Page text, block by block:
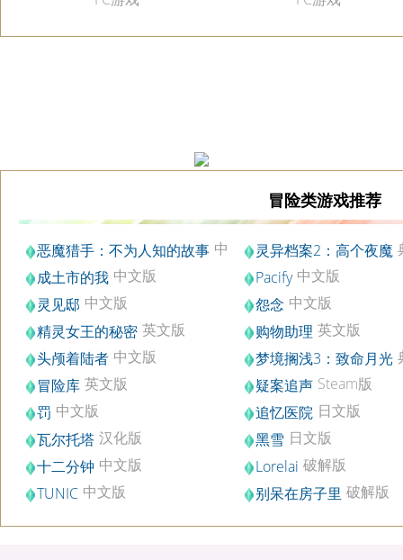
冒险类游戏推荐
恶魔猎手：不为人知的故事 中
文版
灵异档案2：高个夜魔
藏版
成土市的我 中文版 Pacify 中文版
灵见邸 中文版 怨念 中文版
精灵女王的秘密 英文版 购物助理 英文版
头颅着陆者 中文版 梦境搁浅3：致命月光
藏版
冒险库 英文版 疑案追声 Steam版
罚 中文版 追忆医院 日文版
瓦尔托塔 汉化版 黑雪 日文版
十二分钟 中文版 Lorelai 破解版
TUNIC 中文版 别呆在房子里 破解版